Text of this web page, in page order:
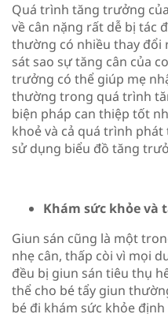
Quá trình tăng trưởng
về cân nặng rất dễ bị tác
thường có nhiều thay đổi
sát sao sự tăng cân của
trưởng có thể giúp mẹ
thường trong quá trình
biện pháp can thiệp tốt
khoẻ và cả quá trình phát
sử dụng biểu đồ tăng
Khám sức khỏe và
Giun sán cũng là một
nhẹ cân, thấp còi vì mọi
đều bị giun sán tiêu thụ
thể cho bé tẩy giun
bé đi khám sức khỏe